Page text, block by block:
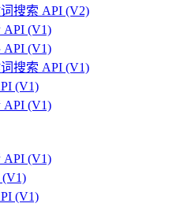
搜索 API (V2)
API (V1)
API (V1)
搜索 API (V1)
(V1)
API (V1)
API (V1)
(V1)